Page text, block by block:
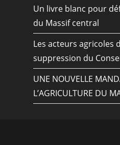
Un livre blanc pour
du Massif central
Les acteurs agricoles
suppression du
UNE NOUVELLE
L’AGRICULTURE DU